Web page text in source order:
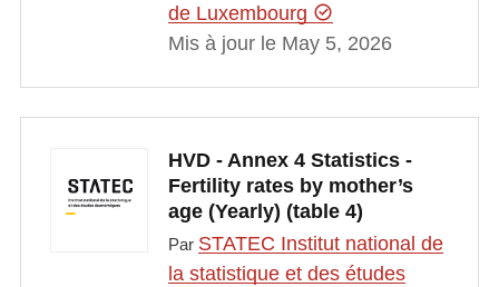
de Luxembourg
Mis à jour le May 5, 2026
HVD - Annex 4 Statistics -
Fertility rates by mother’s
age (Yearly) (table 4)
Par STATEC Institut national de
la statistique et des études